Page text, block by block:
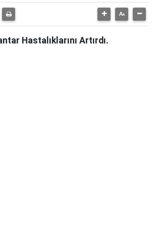
Hastalıklarını Artırdı.